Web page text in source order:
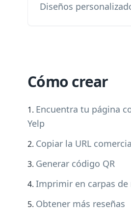
Diseños
Cómo crear
Encuentra tu página
Yelp
Copiar la URL
Generar código QR
Imprimir en carpas de
Obtener más reseñas